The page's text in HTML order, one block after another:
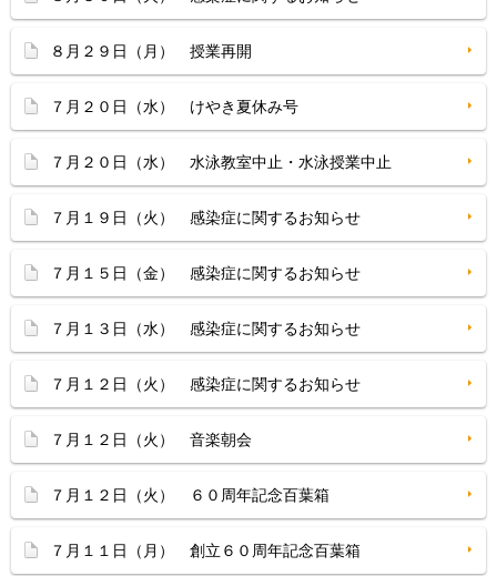
８月２９日（月） 授業再開
７月２０日（水） けやき夏休み号
７月２０日（水） 水泳教室中止・水泳授業中止
７月１９日（火） 感染症に関するお知らせ
７月１５日（金） 感染症に関するお知らせ
７月１３日（水） 感染症に関するお知らせ
７月１２日（火） 感染症に関するお知らせ
７月１２日（火） 音楽朝会
７月１２日（火） ６０周年記念百葉箱
７月１１日（月） 創立６０周年記念百葉箱